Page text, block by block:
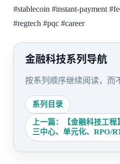
#stablecoin #instant-payment
#regtech #pqc #career
金融科技系列导航
按系列顺序继续阅读，而
系列目录
上一篇：【金融科技工程
三中心、单元化、RPO/